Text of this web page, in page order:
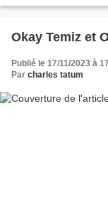
Okay Temiz et
Publié le 17/11/2023 à
Par charles tatum